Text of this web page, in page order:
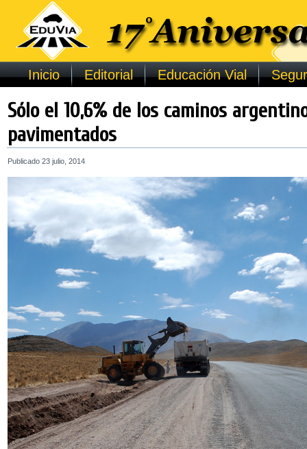
Inicio Editorial Educación Vial
Sólo el 10,6% de los caminos
pavimentados
Publicado 23 julio, 2014